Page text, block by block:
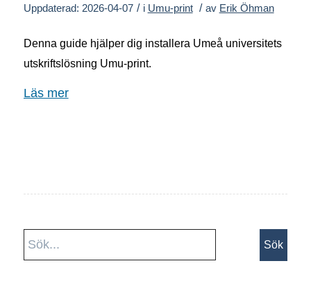
Uppdaterad: 2026-04-07 / i Umu-print / av Erik Öhman
Denna guide hjälper dig installera Umeå universitets
utskriftslösning Umu-print.
Läs mer